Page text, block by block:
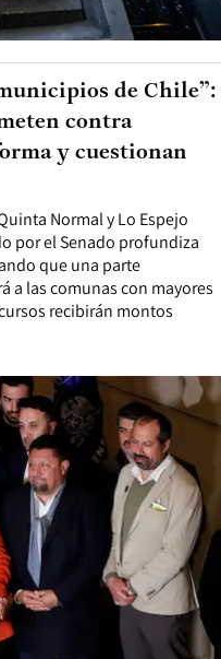
Normal y Lo Espejo
por el Senado profundiza
que una parte
a las comunas con mayores
recibirán montos
de Chile”:
contra
y cuestionan